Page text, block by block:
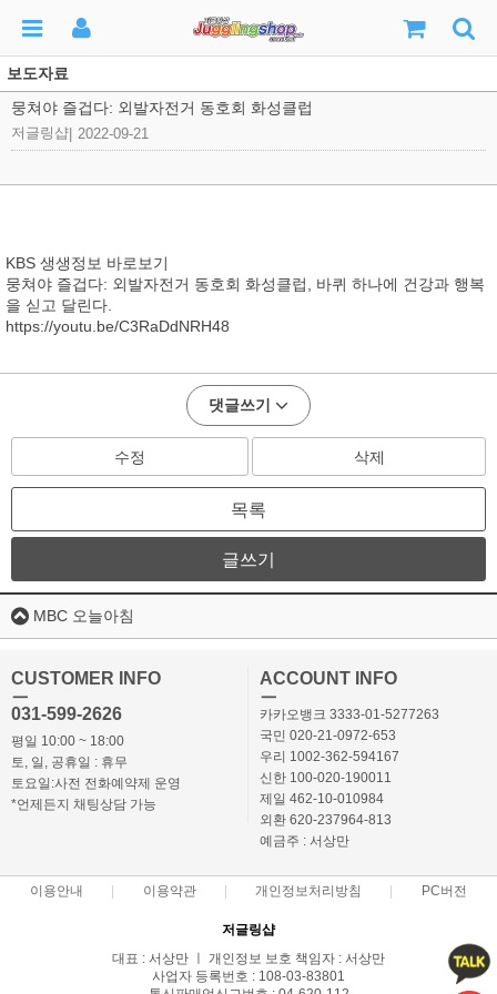
보도자료
뭉쳐야 즐겁다: 외발자전거 동호회 화성클럽
저글링샵 2022-09-21
KBS 생생정보 바로보기
뭉쳐야 즐겁다: 외발자전거 동호회 화성클럽, 바퀴 하나에 건강과 행복
을 싣고 달린다.
https://youtu.be/C3RaDdNRH48
댓글쓰기
수정 삭제
목록
글쓰기
MBC 오늘아침
CUSTOMER INFO
ㅡ
031-599-2626
평일 10:00 ~ 18:00
토, 일, 공휴일 : 휴무
토요일:사전 전화예약제 운영
*언제든지 채팅상담 가능
ACCOUNT INFO
ㅡ
카카오뱅크 3333-01-5277263
국민 020-21-0972-653
우리 1002-362-594167
신한 100-020-190011
제일 462-10-010984
외환 620-237964-813
예금주 : 서상만
이용안내 이용약관 개인정보처리방침 PC버전
저글링샵
대표 : 서상만 ㅣ 개인정보 보호 책임자 : 서상만
사업자 등록번호 : 108-03-83801